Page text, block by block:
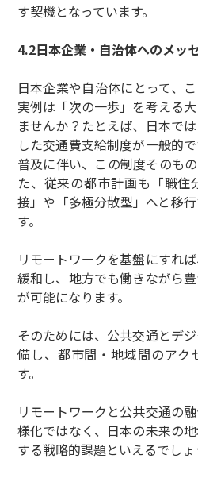
す契機となっています。
4.2日本企業・自治体へのメッ
日本企業や自治体にとって、
実例は「次の一歩」を考える
ませんか？たとえば、日本で
した交通費支給制度が一般的
普及に伴い、この制度そのも
た、従来の都市計画も「職住
接」や「多極分散型」へと移
す。
リモートワークを基盤にすれ
緩和し、地方でも働きながら
が可能になります。
そのためには、公共交通とデ
備し、都市間・地域間のアク
す。
リモートワークと公共交通の
様化ではなく、日本の未来の
する戦略的課題といえるでしょ